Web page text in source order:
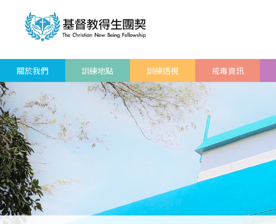
關於我們 訓練地點 訓練透視 戒毒資訊